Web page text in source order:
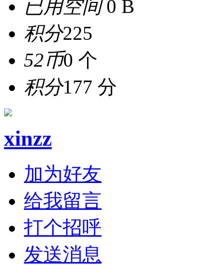
已用空间0 B
积分225
52币0 个
积分177 分
xinzz
加为好友
给我留言
打个招呼
发送消息